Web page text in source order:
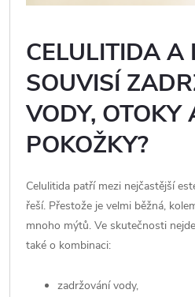
CELULITIDA A
SOUVISÍ
VODY, OTOKY
POKOŽKY?
Celulitida patří mezi nejčastější
řeší. Přestože je velmi běžná,
mnoho mýtů. Ve skutečnosti
také o kombinaci:
zadržování vody,